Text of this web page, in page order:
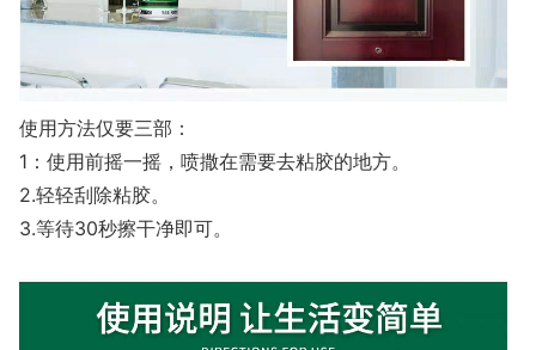
使用方法仅要三部：
1：使用前摇一摇，喷撒在需要去粘胶的地方。
2.轻轻刮除粘胶。
3.等待30秒擦干净即可。